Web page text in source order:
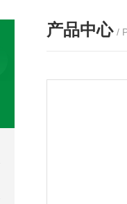
产品中心 /